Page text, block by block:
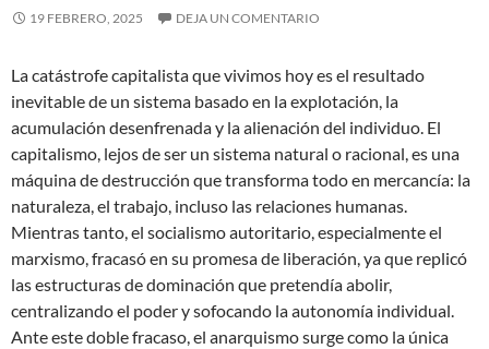
19 FEBRERO, 2025 DEJA UN COMENTARIO
La catástrofe capitalista que vivimos hoy es el resultado
inevitable de un sistema basado en la explotación, la
acumulación desenfrenada y la alienación del individuo. El
capitalismo, lejos de ser un sistema natural o racional, es una
máquina de destrucción que transforma todo en mercancía: la
naturaleza, el trabajo, incluso las relaciones humanas.
Mientras tanto, el socialismo autoritario, especialmente el
marxismo, fracasó en su promesa de liberación, ya que replicó
las estructuras de dominación que pretendía abolir,
centralizando el poder y sofocando la autonomía individual.
Ante este doble fracaso, el anarquismo surge como la única